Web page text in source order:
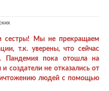
сестры! Мы не прекращаем
т.к. уверены, что сейчас
Пандемия пока отошла на
создатели не отказались от
людей с помощью